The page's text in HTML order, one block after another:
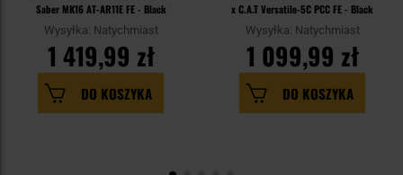
Saber MK16 AT-AR11E FE - Black
Wysyłka: Natychmiast
1 419,99 zł
DO KOSZYKA
x C.A.T Versatile-5C PCC FE - Black
Wysyłka: Natychmiast
1 099,99 zł
DO KOSZYKA